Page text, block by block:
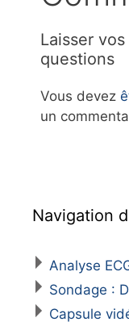
Laisser
questions
Vous devez
un
Navigation
Analyse
Sondage :
Capsule